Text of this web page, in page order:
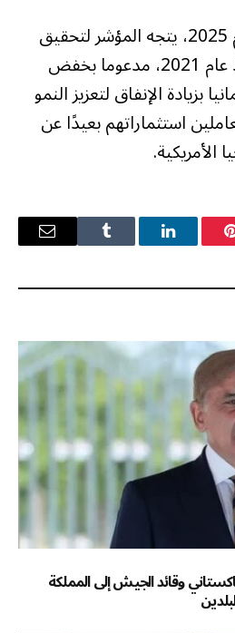
وقبل يوم من انتهاء عام 2025، يتجه المؤشر لتحقيق
أقوى أداء سنوي له منذ عام 2021، مدعوما بخفض
بزيادة الإنفاق لتعزيز النمو
استثماراتهم بعيدًا عن
الأمريكية.
بينتيريستلينكدإن Tumblr
البريد
وقائد الجيش إلى المملكة